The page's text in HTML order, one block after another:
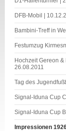
DFB-Mobil |
Bambini-Treff in
Festumzug
Hochzeit Gereon &
26.08.2011
Tag des
Signal-Iduna Cup
Signal-Iduna Cup
Impressionen